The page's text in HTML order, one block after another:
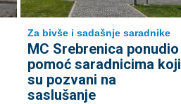
Za bivše i sadašnje saradnike
MC Srebrenica ponudio
pomoć saradnicima koji
su pozvani na
saslušanje